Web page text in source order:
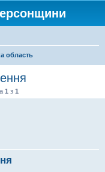
область
1 з 1